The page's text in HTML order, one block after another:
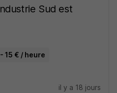
Sud est
15 € / heure
il y a 18 jours